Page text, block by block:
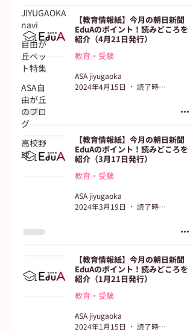
JIYUGAOKA
navi
自由が
丘ペッ
ト特集
ASA自
由が丘
のブロ
グ
高校野
球
【教育情報紙】今月の朝日新聞
EduAのポイント！読みどころを
紹介（4月21日発行）
教育・受験
ASA jiyugaoka
2024年4月15日
読了時間: 2分
【教育情報紙】今月の朝日新聞
EduAのポイント！読みどころを
紹介（3月17日発行）
教育・受験
ASA jiyugaoka
2024年3月19日
読了時間: 2分
【教育情報紙】今月の朝日新聞
EduAのポイント！読みどころを
紹介（1月21日発行）
教育・受験
ASA jiyugaoka
2024年1月15日
読了時間: 2分